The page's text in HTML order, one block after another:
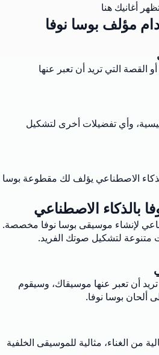
أغانيك هنا
مؤلف بوسا نوفا
القصة التي تريد أن تعبر عنها
وأي تفضيلات أخرى لتشكيل
الاصطناعي يؤلف لك مقطوعة بوسا
بالذكاء الاصطناعي
لإنشاء موسيقى بوسا نوفا مخصصة.
متنوعة لتشكيل صوتك الفريد.
أن تعبر عنها موسيقاك، وسيقوم
ألحان بوسا نوفا.
الغناء، مثالية للموسيقى الخلفية